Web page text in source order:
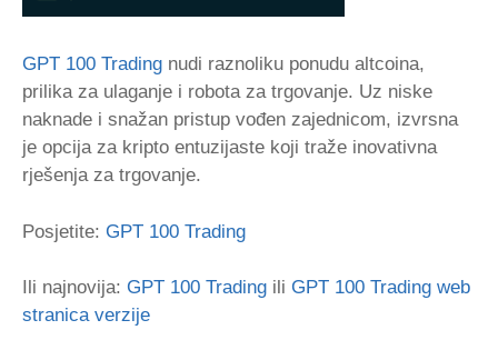
GPT 100 Trading nudi raznoliku ponudu altcoina,
prilika za ulaganje i robota za trgovanje. Uz niske
naknade i snažan pristup vođen zajednicom, izvrsna
je opcija za kripto entuzijaste koji traže inovativna
rješenja za trgovanje.
Posjetite: GPT 100 Trading
Ili najnovija: GPT 100 Trading ili GPT 100 Trading web
stranica verzije